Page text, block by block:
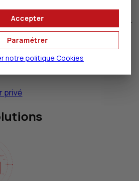
également au travers d’une action
sous le label « Les Lauréats du cœur
» afin de soutenir des projets
contacter ?
privé
Accepter
Paramétrer
notre politique Cookies